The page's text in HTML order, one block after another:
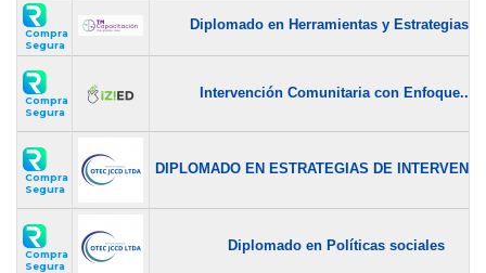
Compra
Segura
Diplomado en Herramientas y Estrategias...
Compra
Segura
Intervención Comunitaria con Enfoque...
Compra
Segura
DIPLOMADO EN ESTRATEGIAS DE
Compra
Segura
Diplomado en Políticas sociales